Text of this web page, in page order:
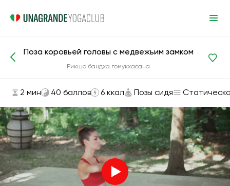
Асаны и упражнения
Поза коровьей головы с медвежьим замком
Рикша бандха гомукхасана
2 мин 40 баллов 6 ккал Позы сидя